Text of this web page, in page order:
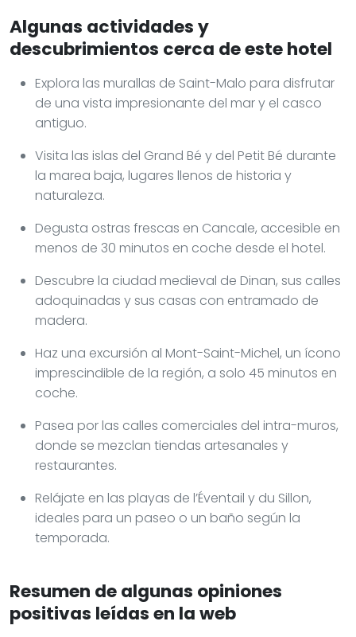
Algunas actividades y
descubrimientos cerca de este hotel
Explora las murallas de Saint-Malo para disfrutar
de una vista impresionante del mar y el casco
antiguo.
Visita las islas del Grand Bé y del Petit Bé durante
la marea baja, lugares llenos de historia y
naturaleza.
Degusta ostras frescas en Cancale, accesible en
menos de 30 minutos en coche desde el hotel.
Descubre la ciudad medieval de Dinan, sus calles
adoquinadas y sus casas con entramado de
madera.
Haz una excursión al Mont-Saint-Michel, un ícono
imprescindible de la región, a solo 45 minutos en
coche.
Pasea por las calles comerciales del intra-muros,
donde se mezclan tiendas artesanales y
restaurantes.
Relájate en las playas de l’Éventail y du Sillon,
ideales para un paseo o un baño según la
temporada.
Resumen de algunas opiniones
positivas leídas en la web